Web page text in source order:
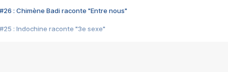
#26 : Chimène Badi raconte "Entre nous"
#25 : Indochine raconte "3e sexe"